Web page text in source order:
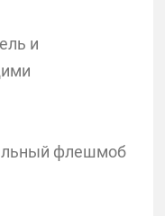
и
флешмоб